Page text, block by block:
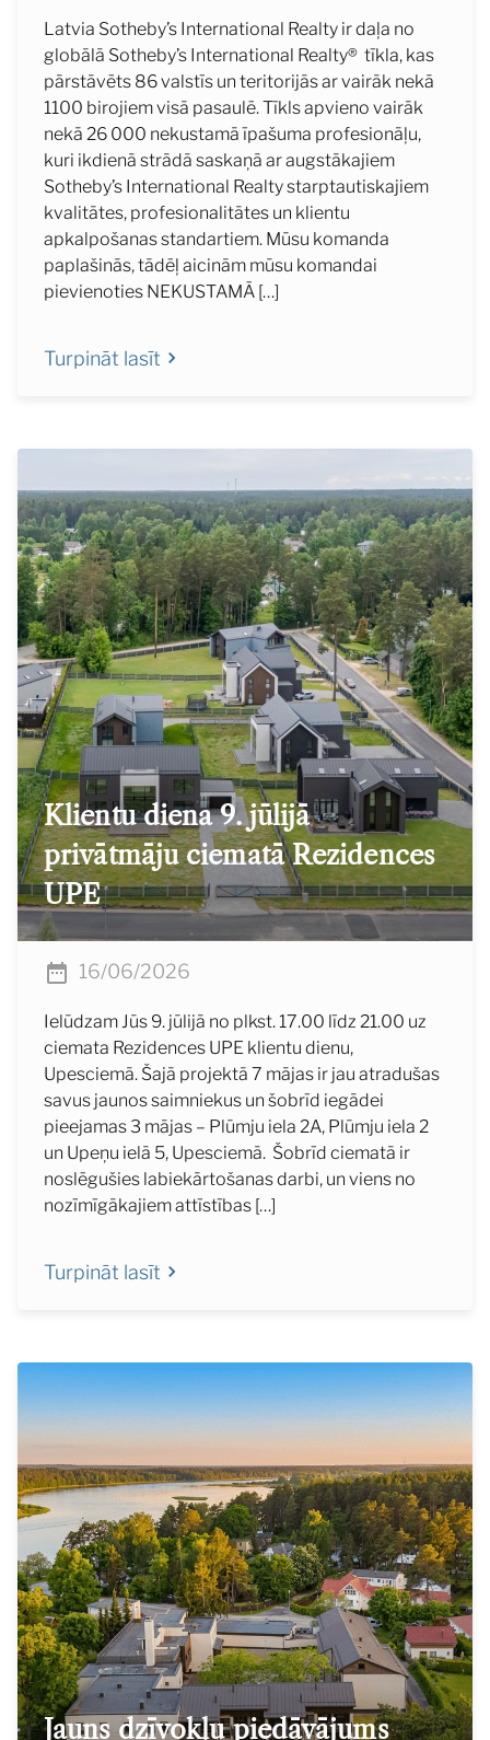
Latvia Sotheby’s International Realty ir daļa no
globālā Sotheby’s International Realty® tīkla, kas
pārstāvēts 86 valstīs un teritorijās ar vairāk nekā
1100 birojiem visā pasaulē. Tīkls apvieno vairāk
nekā 26 000 nekustamā īpašuma profesionāļu,
kuri ikdienā strādā saskaņā ar augstākajiem
Sotheby’s International Realty starptautiskajiem
kvalitātes, profesionalitātes un klientu
apkalpošanas standartiem. Mūsu komanda
paplašinās, tādēļ aicinām mūsu komandai
pievienoties NEKUSTAMĀ […]
Turpināt lasīt
Klientu diena 9. jūlijā
privātmāju ciematā Rezidences
UPE
16/06/2026
Ielūdzam Jūs 9. jūlijā no plkst. 17.00 līdz 21.00 uz
ciemata Rezidences UPE klientu dienu,
Upesciemā. Šajā projektā 7 mājas ir jau atradušas
savus jaunos saimniekus un šobrīd iegādei
pieejamas 3 mājas – Plūmju iela 2A, Plūmju iela 2
un Upeņu ielā 5, Upesciemā. Šobrīd ciematā ir
noslēgušies labiekārtošanas darbi, un viens no
nozīmīgākajiem attīstības […]
Turpināt lasīt
Jauns dzīvokļu piedāvājums